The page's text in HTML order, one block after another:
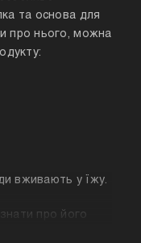
та основа для
про нього, можна
вживають у їжу.
про його